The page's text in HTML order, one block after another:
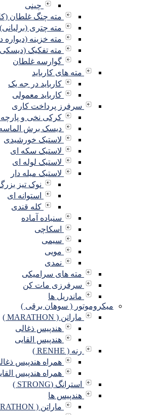
چینی
مته چنگ غلطان
مته چتری (برلیانی)
مته خزینه (دیواره دار)
مته تفکیک (دیسکی)
گوارسه غلطان
مته های کارباید
کارباید در جه یک
کارباید معمولی
سرفرز پرداخت کاری
کرکی نخی و پارچه ای
دیسک برش الماسه
لاستیک خورشیدی
لاستیک سکه ای
لاستیک لوله ای
لاستیک میله دار
نوک تیز بزرگ
استوانه ای
کله قندی
سنباده آماده
اسکاچی
سیمی
مویی
نمدی
مته های سرامیکی
سرفرزی مات کن
ماندریل ها
میکروموتور ( سوهان برقی )
ماراتن ( MARATHON )
هندپیس ذغالی
هندپیس القایی
رنه ( RENHE )
همراه هندپیس ذغالی
همراه هندپیس القایی
استرانگ (STRONG )
هندپیس ها
ماراتن ( MARATHON )